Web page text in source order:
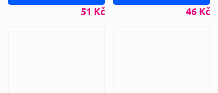
51 Kč 46 Kč